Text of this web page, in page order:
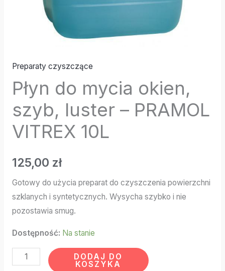
Preparaty czyszczące
Płyn do mycia okien,
szyb, luster – PRAMOL
VITREX 10L
125,00 zł
Gotowy do użycia preparat do czyszczenia powierzchni
szklanych i syntetycznych. Wysycha szybko i nie
pozostawia smug.
Dostępność: Na stanie
DODAJ DO
KOSZYKA